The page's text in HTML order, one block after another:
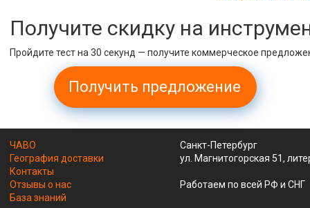
Получите скидку на
Пройдите тест на 30 секунд — получите коммерческое
Получить предложение
ЧАВО
География доставки
Контакты
Отзывы о нас
База знаний
Санкт-Петербург
ул. Магнитогорская 51,
Работаем по всей РФ и СНГ